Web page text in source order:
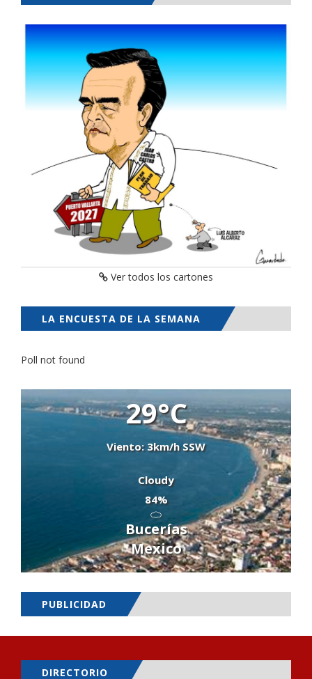
Ver todos los cartones
LA ENCUESTA DE LA SEMANA
Poll not found
29°C
Viento: 3km/h SSW
Cloudy
84%
Bucerías
Mexico
PUBLICIDAD
DIRECTORIO